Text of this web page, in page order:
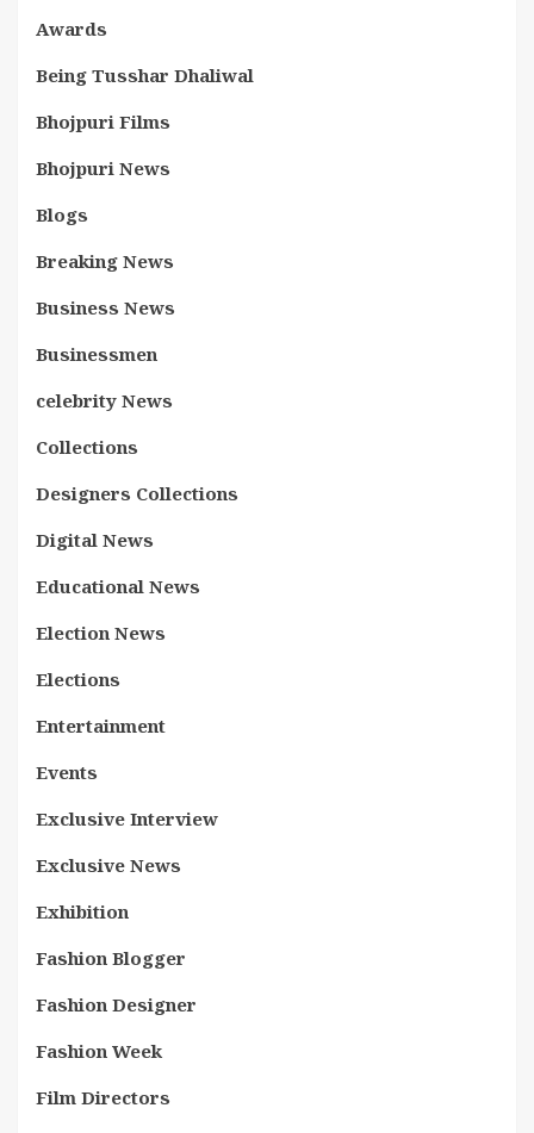
Awards
Being Tusshar Dhaliwal
Bhojpuri Films
Bhojpuri News
Blogs
Breaking News
Business News
Businessmen
celebrity News
Collections
Designers Collections
Digital News
Educational News
Election News
Elections
Entertainment
Events
Exclusive Interview
Exclusive News
Exhibition
Fashion Blogger
Fashion Designer
Fashion Week
Film Directors